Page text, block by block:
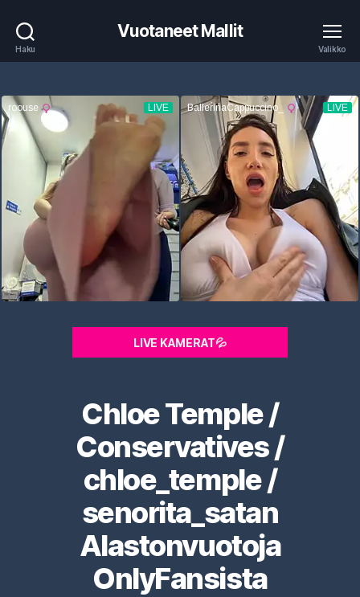
Haku
Vuotaneet Mallit
Valikko
LIVE KAMERAT💦
Chloe Temple /
Conservatives /
chloe_temple /
senorita_satan
Alastonvuotoja
OnlyFansista